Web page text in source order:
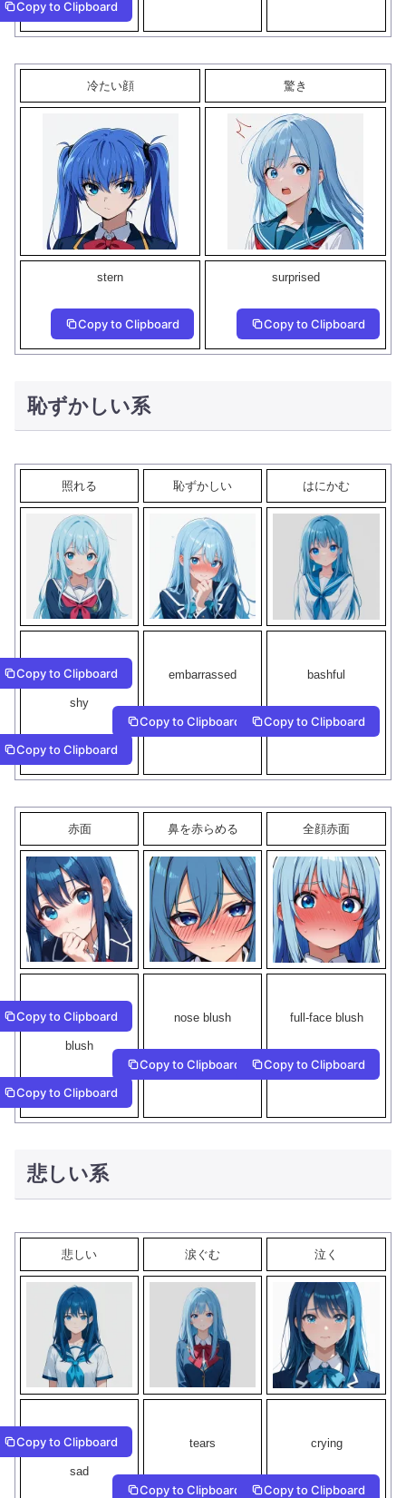
Copy to Clipboard
冷たい顔 驚き
stern
Copy to Clipboard
surprised
Copy to Clipboard
恥ずかしい系
照れる 恥ずかしい はにかむ
Copy to Clipboard
shy
Copy to Clipboard
embarrassed
Copy to Clipboard
bashful
Copy to Clipboard
赤面 鼻を赤らめる 全顔赤面
Copy to Clipboard
blush
Copy to Clipboard
nose blush
Copy to Clipboard
full-face blush
Copy to Clipboard
悲しい系
悲しい 涙ぐむ 泣く
Copy to Clipboard
sad
tears
Copy to Clipboard
crying
Copy to Clipboard